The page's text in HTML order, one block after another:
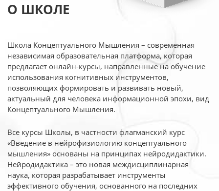
О ШКОЛЕ
Школа Концептуального Мышления – современная
независимая образовательная платформа, которая
предлагает онлайн-курсы, направленные на обучение
использования когнитивных инструментов,
позволяющих формировать и развивать новый,
актуальный для человека информационной эпохи, вид
Концептуального Мышления.
Все курсы Школы, в частности флагманский курс
«Введение в нейрофизиологию концептуального
мышления» основаны на принципах нейродидактики.
Нейродидактика – это новая междисциплинарная
наука, которая разрабатывает инструменты
эффективного обучения, основанного на последних